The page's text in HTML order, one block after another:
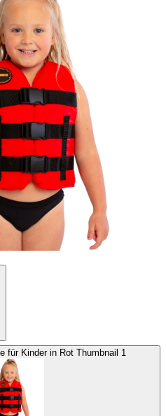
Jobe Nylon Schwimmweste für Kinder in Rot Thumbnail 1